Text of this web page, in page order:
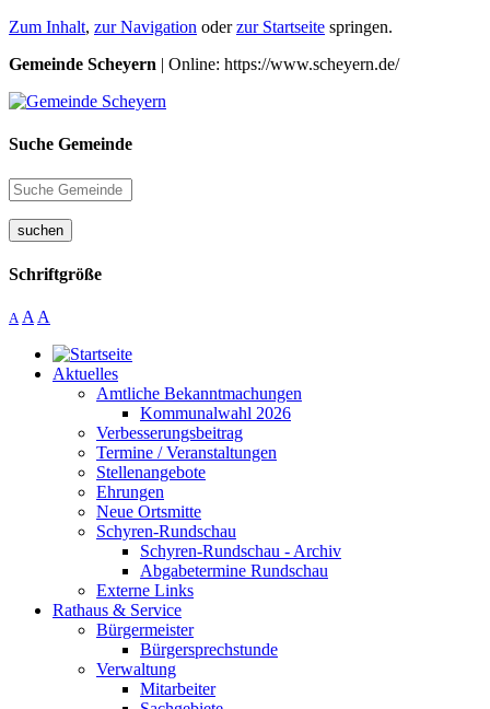
Zum Inhalt, zur Navigation oderzur Startseite springen.
Gemeinde Scheyern | Online: https://www.scheyern.de/
Suche Gemeinde
suchen
Schriftgröße
A A A
Aktuelles
Amtliche Bekanntmachungen
Kommunalwahl 2026
Verbesserungsbeitrag
Termine / Veranstaltungen
Stellenangebote
Ehrungen
Neue Ortsmitte
Schyren-Rundschau
Schyren-Rundschau - Archiv
Abgabetermine Rundschau
Externe Links
Rathaus & Service
Bürgermeister
Bürgersprechstunde
Verwaltung
Mitarbeiter